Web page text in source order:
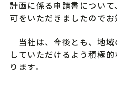
計画に係る申請書につい
可をいただきましたのでお
当社は、今後とも、地域
していただけるよう積極
ります。